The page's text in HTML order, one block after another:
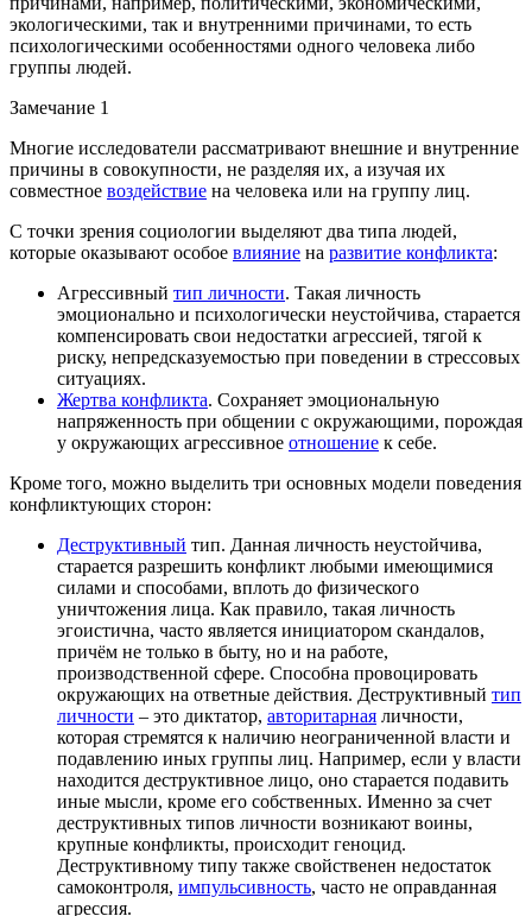
экологическими, так и внутренними причинами, то есть
психологическими особенностями одного человека либо
группы людей.
Замечание 1
Многие исследователи рассматривают внешние и внутренние
причины в совокупности, не разделяя их, а изучая их
совместное воздействие на человека или на группу лиц.
С точки зрения социологии выделяют два типа людей,
которые оказывают особое влияние на развитие конфликта:
Агрессивный тип личности. Такая личность
эмоционально и психологически неустойчива, старается
компенсировать свои недостатки агрессией, тягой к
риску, непредсказуемостью при поведении в стрессовых
ситуациях.
Жертва конфликта. Сохраняет эмоциональную
напряженность при общении с окружающими, порождая
у окружающих агрессивное отношение к себе.
Кроме того, можно выделить три основных модели поведения
конфликтующих сторон:
Деструктивный тип. Данная личность неустойчива,
старается разрешить конфликт любыми имеющимися
силами и способами, вплоть до физического
уничтожения лица. Как правило, такая личность
эгоистична, часто является инициатором скандалов,
причём не только в быту, но и на работе,
производственной сфере. Способна провоцировать
окружающих на ответные действия. Деструктивный тип
личности – это диктатор, авторитарная личности,
которая стремятся к наличию неограниченной власти и
подавлению иных группы лиц. Например, если у власти
находится деструктивное лицо, оно старается подавить
иные мысли, кроме его собственных. Именно за счет
деструктивных типов личности возникают воины,
крупные конфликты, происходит геноцид.
Деструктивному типу также свойственен недостаток
самоконтроля, импульсивность, часто не оправданная
агрессия.